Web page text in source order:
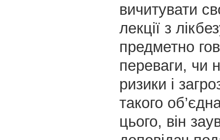
вичитувати
лекції з
предметно
переваги, чи
ризики і
такого
цього, він